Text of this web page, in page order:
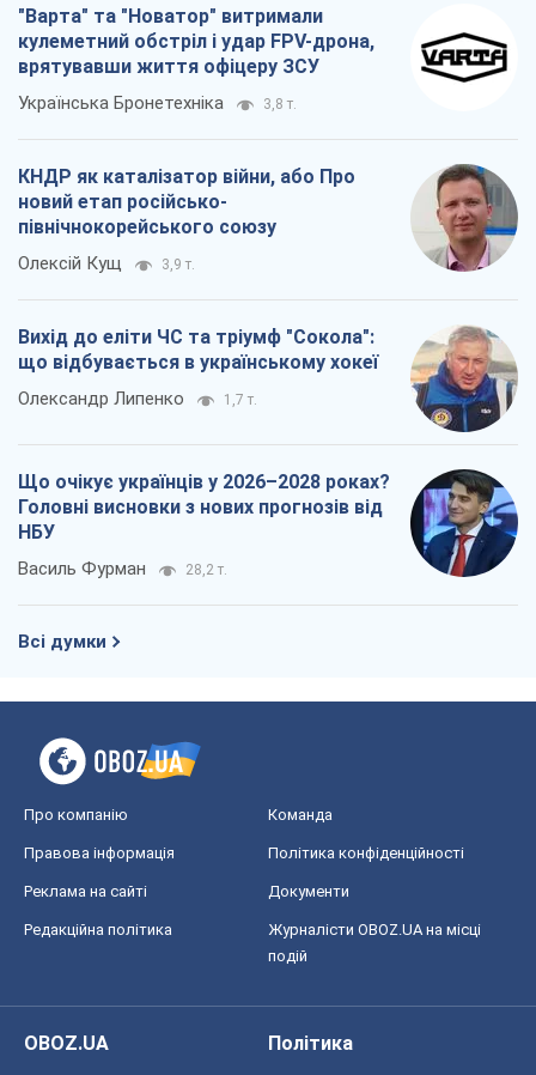
"Варта" та "Новатор" витримали
кулеметний обстріл і удар FPV-дрона,
врятувавши життя офіцеру ЗСУ
Українська Бронетехніка 3,8 т.
КНДР як каталізатор війни, або Про
новий етап російсько-
північнокорейського союзу
Олексій Кущ 3,9 т.
Вихід до еліти ЧС та тріумф "Сокола":
що відбувається в українському хокеї
Олександр Липенко 1,7 т.
Що очікує українців у 2026–2028 роках?
Головні висновки з нових прогнозів від
НБУ
Василь Фурман 28,2 т.
Всі думки
Про компанію Команда
Правова інформація Політика конфіденційності
Реклама на сайті Документи
Редакційна політика
Журналісти OBOZ.UA на місці
подій
OBOZ.UA
Політика